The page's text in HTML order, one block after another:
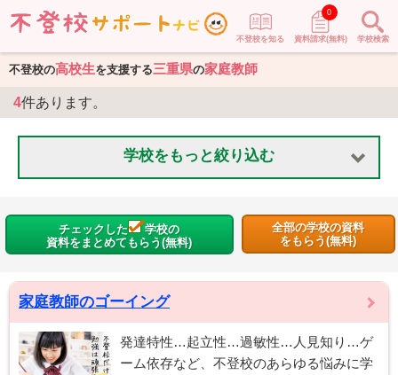
不登校を知る 資料請求(無料)
0
学校検索
不登校の高校生を支援する三重県の家庭教師
4件あります。
学校をもっと絞り込む
チェックした
学校の
資料をまとめてもらう(無料)
全部の学校の資料
をもらう(無料)
家庭教師のゴーイング
発達特性…起立性…過敏性…人見知り…ゲ
ーム依存など、不登校のあらゆる悩みに学